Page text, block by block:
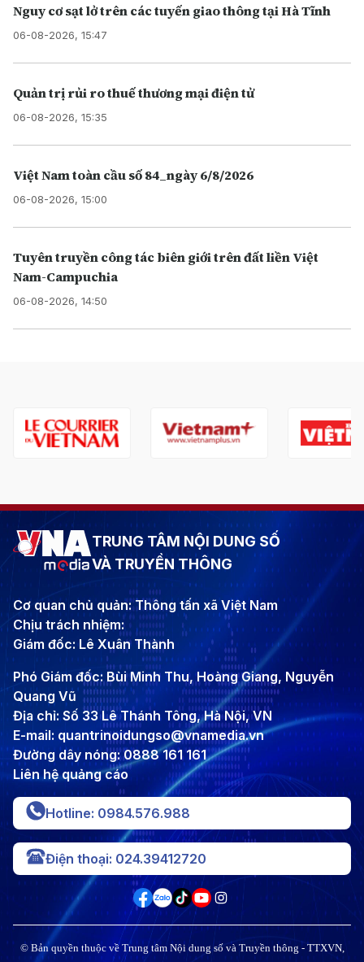
Nguy cơ sạt lở trên các tuyến giao thông tại Hà Tĩnh
06-08-2026, 15:47
Quản trị rủi ro thuế thương mại điện tử
06-08-2026, 15:35
Việt Nam toàn cầu số 84_ngày 6/8/2026
06-08-2026, 15:00
Tuyên truyền công tác biên giới trên đất liền Việt
Nam-Campuchia
06-08-2026, 14:50
TRUNG TÂM NỘI DUNG SỐ
VÀ TRUYỀN THÔNG
Cơ quan chủ quản: Thông tấn xã Việt Nam
Chịu trách nhiệm:
Giám đốc: Lê Xuân Thành
Phó Giám đốc: Bùi Minh Thu, Hoàng Giang, Nguyễn
Quang Vũ
Địa chỉ: Số 33 Lê Thánh Tông, Hà Nội, VN
E-mail: quantrinoidungso@vnamedia.vn
Đường dây nóng: 0888 161 161
Liên hệ quảng cáo
Hotline: 0984.576.988
Điện thoại: 024.39412720
© Bản quyền thuộc về Trung tâm Nội dung số và Truyền thông - TTXVN,